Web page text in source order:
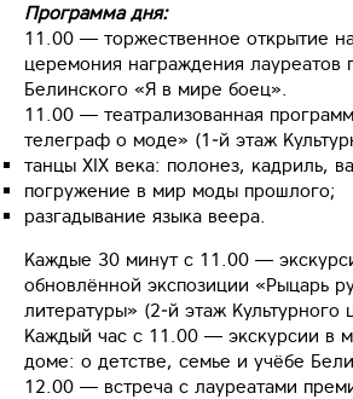
Программа дня:
11.00 — торжественное открытие
церемония награждения лауреатов
Белинского «Я в мире боец».
11.00 — театрализованная
телеграф о моде» (1‑й этаж
танцы XIX века: полонез, кадриль,
погружение в мир моды прошлого;
разгадывание языка веера.
Каждые 30 минут с 11.00 —
обновлённой экспозиции «Рыцарь
литературы» (2‑й этаж Культурного
Каждый час с 11.00 — экскурсии в
доме: о детстве, семье и учёбе
12.00 — встреча с лауреатами